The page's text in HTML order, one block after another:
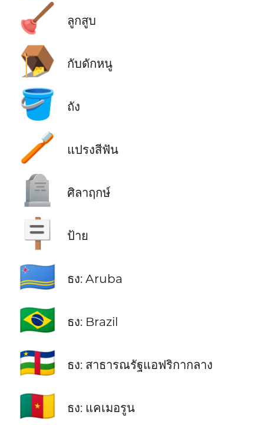
🪠 ลูกสูบ
🪤 กับดักหนู
🪣 ถัง
🪥 แปรงสีฟัน
🪦 ศิลาฤกษ์
🪧 ป้าย
🇦🇼 ธง: Aruba
🇧🇷 ธง: Brazil
🇨🇫 ธง: สาธารณรัฐแอฟริกากลาง
🇨🇲 ธง: แคเมอรูน